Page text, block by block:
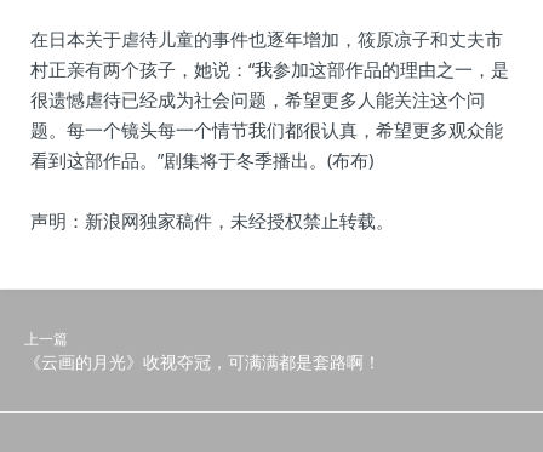
在日本关于虐待儿童的事件也逐年增加，筱原凉子和丈夫市
村正亲有两个孩子，她说：“我参加这部作品的理由之一，是
很遗憾虐待已经成为社会问题，希望更多人能关注这个问
题。每一个镜头每一个情节我们都很认真，希望更多观众能
看到这部作品。”剧集将于冬季播出。(布布)
声明：新浪网独家稿件，未经授权禁止转载。
上一篇
《云画的月光》收视夺冠，可满满都是套路啊！